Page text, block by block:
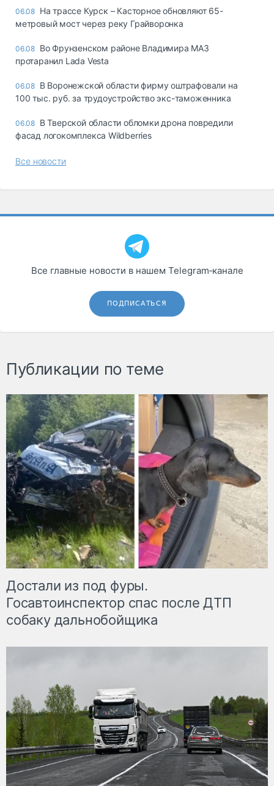
06.08 На трассе Курск – Касторное обновляют 65-
метровый мост через реку Грайворонка
06.08 Во Фрунзенском районе Владимира МАЗ
протаранил Lada Vesta
06.08 В Воронежской области фирму оштрафовали на
100 тыс. руб. за трудоустройство экс-таможенника
06.08 В Тверской области обломки дрона повредили
фасад логокомплекса Wildberries
Все новости
Все главные новости в нашем Telegram‑канале
ПОДПИСАТЬСЯ
Публикации по теме
Достали из под фуры.
Госавтоинспектор спас после ДТП
собаку дальнобойщика